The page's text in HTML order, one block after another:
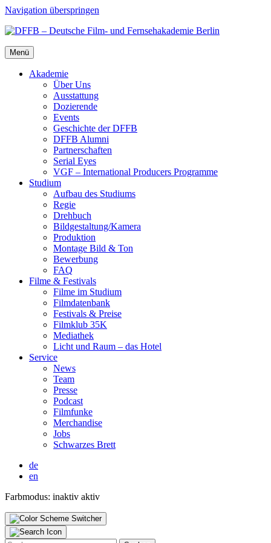
Navigation überspringen
Menü
Aka­de­mie
Über Uns
Aus­stat­tung
Dozie­ren­de
Events
Geschich­te der DFFB
DFFB Alum­ni
Part­ner­schaf­ten
Seri­al Eyes
VGF – Inter­na­tio­nal Pro­du­cers Pro­gram­me
Stu­di­um
Auf­bau des Stu­di­ums
Regie
Dreh­buch
Bildgestaltung/​​Kamera
Pro­duk­ti­on
Mon­ta­ge Bild & Ton
Bewer­bung
FAQ
Fil­me & Fes­ti­vals
Fil­me im Stu­di­um
Film­da­ten­bank
Fes­ti­vals & Prei­se
Film­klub 35K
Media­thek
Licht und Raum – das Hotel
Ser­vice
News
Team
Pres­se
Pod­cast
Film­fun­ke
Mer­chan­di­se
Jobs
Schwar­zes Brett
de
en
Farbmodus: inaktiv aktiv